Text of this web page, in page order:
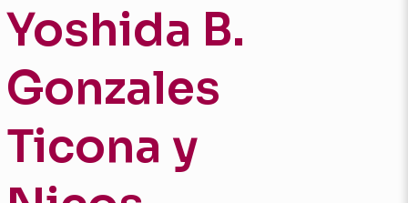
Yoshida B.
Gonzales
Ticona y